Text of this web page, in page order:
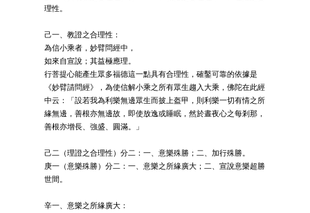
理性。
己一、教證之合理性：
為信小乘者，妙臂問經中，
如來自宣說；其益極應理。
行菩提心能產生眾多福德這一點具有合理性，確鑿可靠的依據是
《妙臂請問經》，為使信解小乘之所有眾生趨入大乘，佛陀在此經
中云：「設若我為利樂無邊眾生而披上盔甲，則利樂一切有情之所
緣無邊，善根亦無邊故，即使放逸或睡眠，然於晝夜心之每剎那，
善根亦增長、強盛、圓滿。」
己二（理證之合理性）分二：一、意樂殊勝；二、加行殊勝。
庚一（意樂殊勝）分二：一、意樂之所緣廣大；二、宣說意樂超勝
世間。
辛一、意樂之所緣廣大：